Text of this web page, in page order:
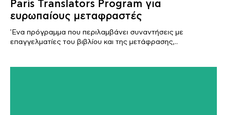
Paris Translators Program για
ευρωπαίους μεταφραστές
'Ενα πρόγραμμα που περιλαμβάνει συναντήσεις με
επαγγελματίες του βιβλίου και της μετάφρασης,..